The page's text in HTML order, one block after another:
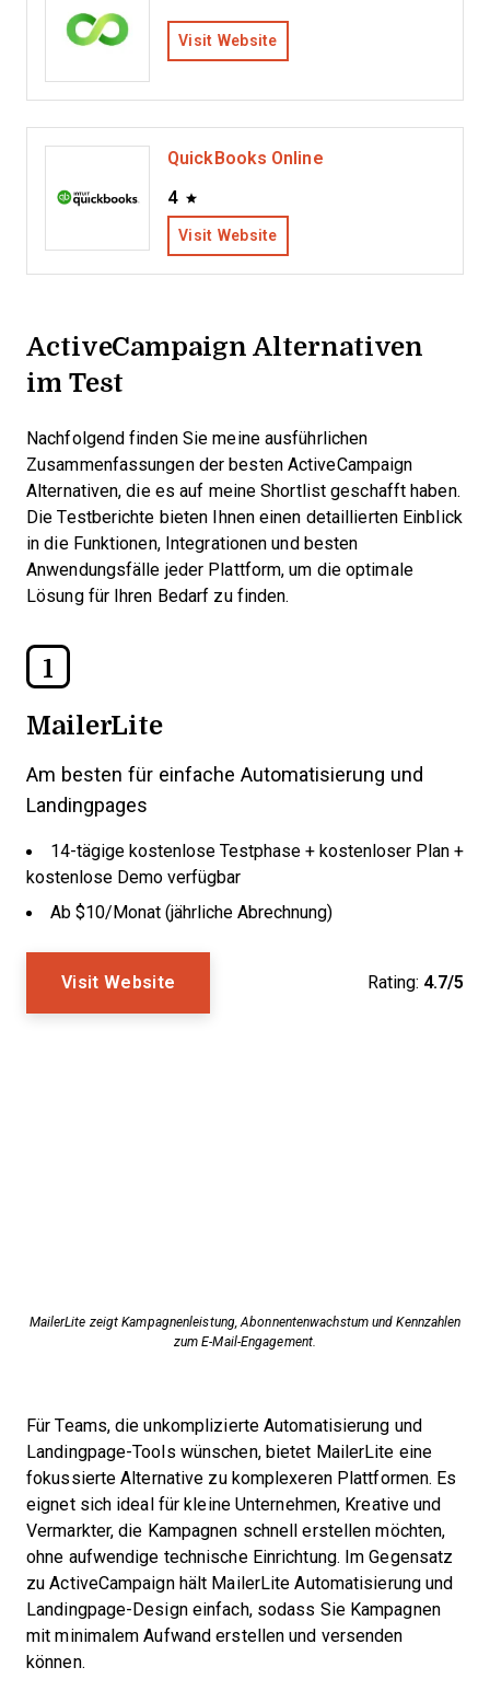
Visit Website
QuickBooks Online
4
Visit Website
ActiveCampaign Alternativen
im Test
Nachfolgend finden Sie meine ausführlichen
Zusammenfassungen der besten ActiveCampaign
Alternativen, die es auf meine Shortlist geschafft haben.
Die Testberichte bieten Ihnen einen detaillierten Einblick
in die Funktionen, Integrationen und besten
Anwendungsfälle jeder Plattform, um die optimale
Lösung für Ihren Bedarf zu finden.
1
MailerLite
Am besten für einfache Automatisierung und
Landingpages
14-tägige kostenlose Testphase + kostenloser Plan +
kostenlose Demo verfügbar
Ab $10/Monat (jährliche Abrechnung)
Visit Website Rating: 4.7/5
MailerLite zeigt Kampagnenleistung, Abonnentenwachstum und Kennzahlen
zum E-Mail-Engagement.
Für Teams, die unkomplizierte Automatisierung und
Landingpage-Tools wünschen, bietet MailerLite eine
fokussierte Alternative zu komplexeren Plattformen. Es
eignet sich ideal für kleine Unternehmen, Kreative und
Vermarkter, die Kampagnen schnell erstellen möchten,
ohne aufwendige technische Einrichtung. Im Gegensatz
zu ActiveCampaign hält MailerLite Automatisierung und
Landingpage-Design einfach, sodass Sie Kampagnen
mit minimalem Aufwand erstellen und versenden
können.